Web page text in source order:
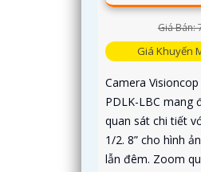
Giá Bán:
Giá Khuyến
Camera
PDLK-LBC mang
quan sát chi tiết
1/2. 8” cho hình
lẫn đêm. Zoom